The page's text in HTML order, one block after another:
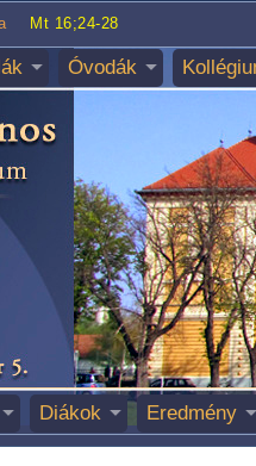
Mt 16;24-28
Óvodák
Diákok Eredmény